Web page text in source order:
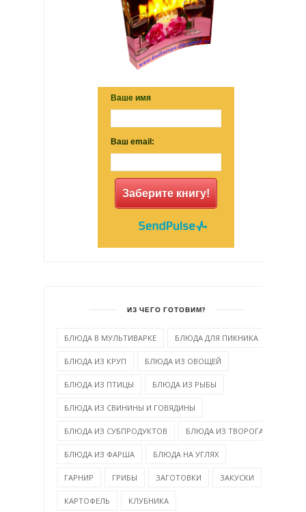
Ваше имя
Ваш email:
Заберите книгу!
ИЗ ЧЕГО ГОТОВИМ?
БЛЮДА В МУЛЬТИВАРКЕ БЛЮДА ДЛЯ ПИКНИКА
БЛЮДА ИЗ КРУП БЛЮДА ИЗ ОВОЩЕЙ
БЛЮДА ИЗ ПТИЦЫ БЛЮДА ИЗ РЫБЫ
БЛЮДА ИЗ СВИНИНЫ И ГОВЯДИНЫ
БЛЮДА ИЗ СУБПРОДУКТОВ БЛЮДА ИЗ ТВОРОГА
БЛЮДА ИЗ ФАРША БЛЮДА НА УГЛЯХ
ГАРНИР ГРИБЫ ЗАГОТОВКИ ЗАКУСКИ
КАРТОФЕЛЬ КЛУБНИКА